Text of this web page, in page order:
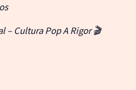
Cultura Pop A Rigor 🎬